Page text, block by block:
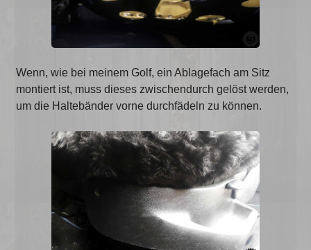
Wenn, wie bei meinem Golf, ein Ablagefach am Sitz
montiert ist, muss dieses zwischendurch gelöst werden,
um die Haltebänder vorne durchfädeln zu können.